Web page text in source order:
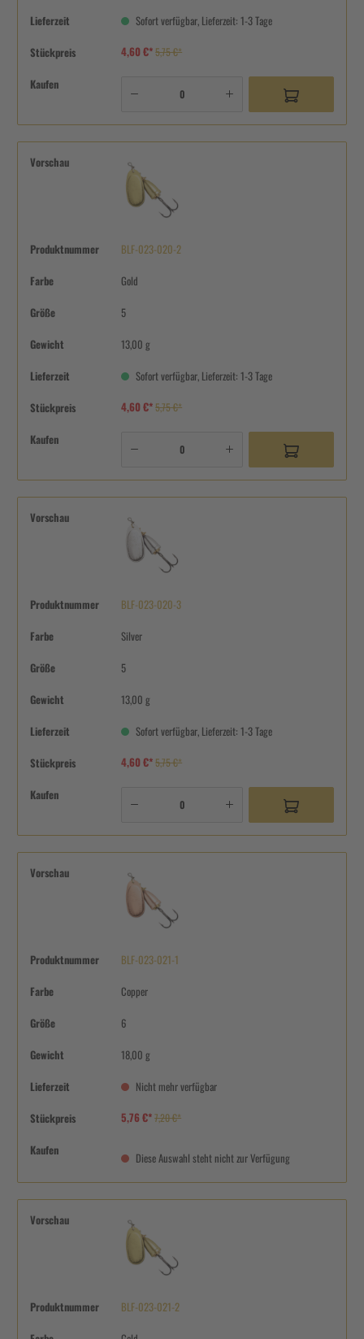
Lieferzeit Sofort verfügbar, Lieferzeit: 1-3 Tage
Stückpreis 4,60 €*5,75 €*
Kaufen
Vorschau
Produktnummer BLF-023-020-2
Farbe Gold
Größe 5
Gewicht 13,00 g
Lieferzeit Sofort verfügbar, Lieferzeit: 1-3 Tage
Stückpreis 4,60 €*5,75 €*
Kaufen
Vorschau
Produktnummer BLF-023-020-3
Farbe Silver
Größe 5
Gewicht 13,00 g
Lieferzeit Sofort verfügbar, Lieferzeit: 1-3 Tage
Stückpreis 4,60 €*5,75 €*
Kaufen
Vorschau
Produktnummer BLF-023-021-1
Farbe Copper
Größe 6
Gewicht 18,00 g
Lieferzeit Nicht mehr verfügbar
Stückpreis 5,76 €*7,20 €*
Kaufen
Diese Auswahl steht nicht zur Verfügung
Vorschau
Produktnummer BLF-023-021-2